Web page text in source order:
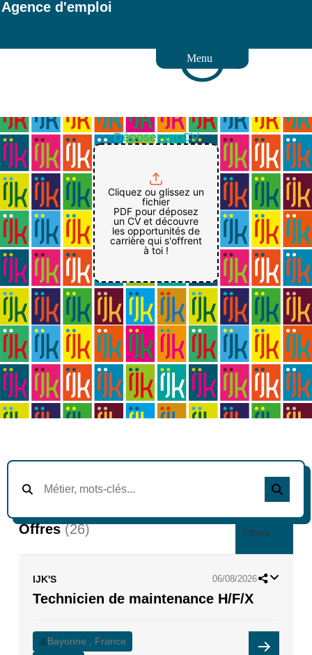
Agence d'emploi
Menu
Déposer un CV
Cliquez ou glissez un
fichier
PDF pour déposez
un CV et découvre
les opportunités de
carrière qui s'offrent
à toi !
Offres(26) Filtres
IJK'S 06/08/2026
Technicien de maintenance H/F/X
Bayonne , France